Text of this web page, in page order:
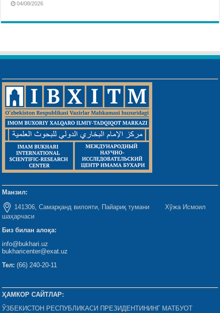
04/08/2026
Манзил:
141306, Самарқанд вилояти, Пайариқ тумани Хўжа Исмоил
шаҳарчаси
Биз билан алоқа:
info@bukhari.uz
bukharicenter@exat.uz
Тел: (66) 240-20-11
ҲАМКОР САЙТЛАР:
ЎЗБЕКИСТОН РЕСПУБЛИКАСИ ПРЕЗИДЕНТИНИНГ МАТБУОТ